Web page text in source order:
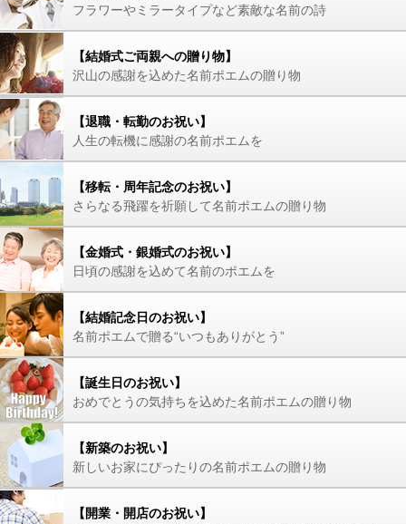
フラワーやミラータイプなど素敵な名前の詩
【結婚式ご両親への贈り物】
沢山の感謝を込めた名前ポエムの贈り物
【退職・転勤のお祝い】
人生の転機に感謝の名前ポエムを
【移転・周年記念のお祝い】
さらなる飛躍を祈願して名前ポエムの贈り物
【金婚式・銀婚式のお祝い】
日頃の感謝を込めて名前のポエムを
【結婚記念日のお祝い】
名前ポエムで贈る“いつもありがとう”
【誕生日のお祝い】
おめでとうの気持ちを込めた名前ポエムの贈り物
【新築のお祝い】
新しいお家にぴったりの名前ポエムの贈り物
【開業・開店のお祝い】